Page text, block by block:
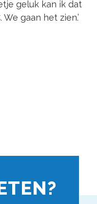
geluk kan ik dat
gaan het zien.’